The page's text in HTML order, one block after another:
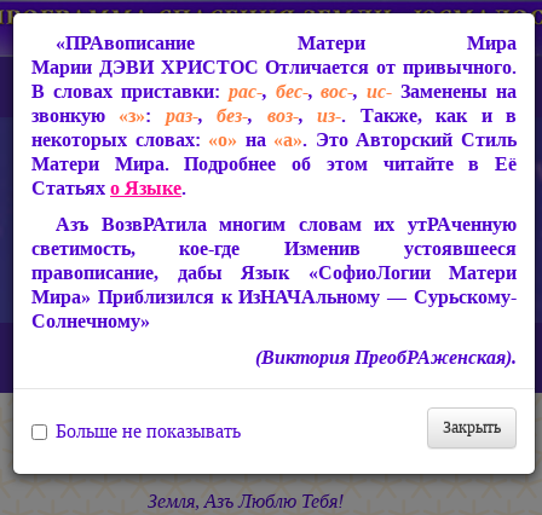
СакРАльная Поэзия Матери Мира
Полёт над Бездной Гимн Земле
Гимн Земле
Земля, Азъ Люблю Тебя!
«ПРАвописание Матери Мира
Марии ДЭВИ ХРИСТОС Отличается от привычного.
В словах приставки: рас-, бес-,вос-,ис- Заменены на
звонкую «з»: раз-,без-, воз-,из-. Также, как и в
некоторых словах: «о» на «а». Это Авторский Стиль
Матери Мира. Подробнее об этом читайте в Её
Статьяхо Языке.
Азъ ВозвРАтила многим словам их утРАченную
светимость, кое-где Изменив устоявшееся
правописание, дабы Язык «СофиоЛогии Матери
Мира» Приблизился к ИзНАЧАльному — Сурьскому-
Солнечному»
(Виктория ПреобРАженская).
Закрыть
Больше не показывать